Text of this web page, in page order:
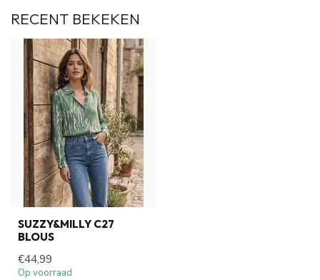
RECENT BEKEKEN
SUZZY&MILLY C27
BLOUS
€44,99
Op voorraad